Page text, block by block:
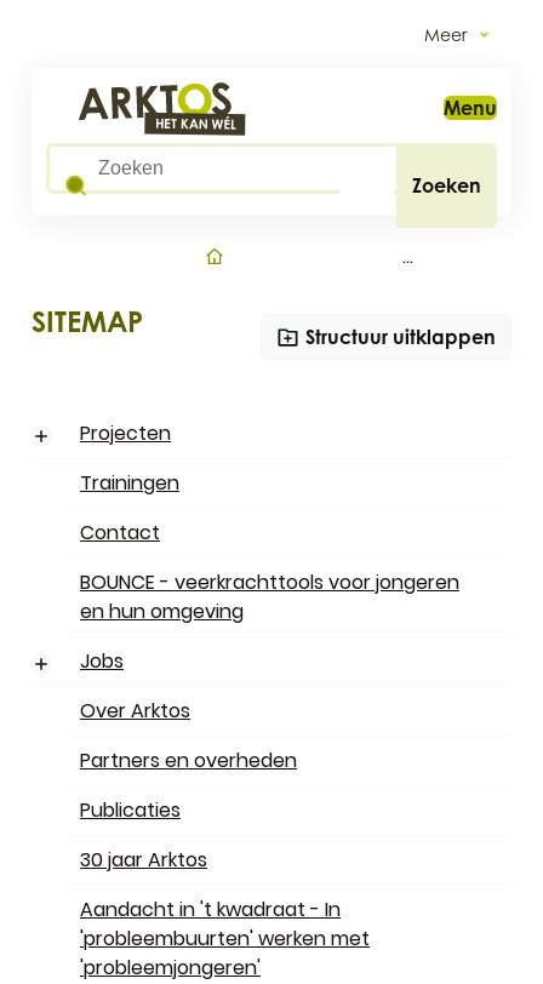
Meer
Arktos
Wat zoek je?
Zoeken
Menu
Startpagina
SITEMAP Structuur uitklappen
Projecten
Subniveau weergeven
Trainingen
Contact
BOUNCE - veerkrachttools voor jongeren
en hun omgeving
Jobs
Subniveau weergeven
Over Arktos
Partners en overheden
Publicaties
30 jaar Arktos
Aandacht in 't kwadraat - In
'probleembuurten' werken met
'probleemjongeren'